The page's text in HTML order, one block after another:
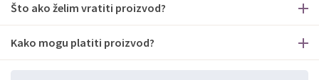
Što ako želim vratiti proizvod?
Kako mogu platiti proizvod?